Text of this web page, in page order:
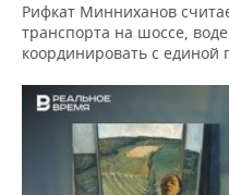
Рифкат Минниханов
транспорта на шоссе,
координировать с единой